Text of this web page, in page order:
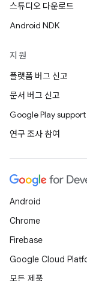
스튜디오 다운로드
Android NDK
지원
플랫폼 버그 신고
문서 버그 신고
Google Play support
연구 조사 참여
Android
Chrome
Firebase
Google Cloud
모든 제품